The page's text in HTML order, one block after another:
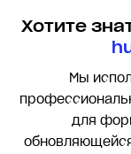
Хотите
Мы
для